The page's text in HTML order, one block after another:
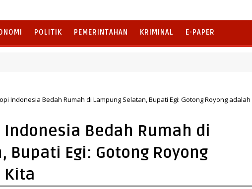
POLITIK PEMERINTAHAN KRIMINAL E-PAPER
Indonesia Bedah Rumah di Lampung Selatan, Bupati Egi: Gotong Royong adalah
Bedah Rumah di
Bupati Egi: Gotong Royong
Kita